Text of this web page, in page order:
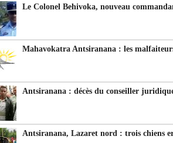
Le Colonel Behivoka, nouveau
Mahavokatra Antsiranana : les
Antsiranana : décès du conseiller
Antsiranana, Lazaret nord : trois chiens